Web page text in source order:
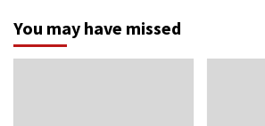
You may have missed